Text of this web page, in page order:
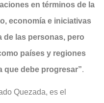
en términos de la
economía e iniciativas
de las personas, pero
países y regiones
que debe progresar”.
Quezada, es el